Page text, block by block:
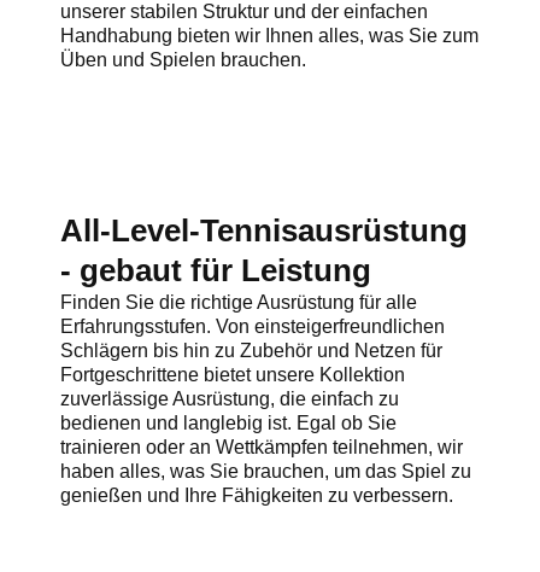
unserer stabilen Struktur und der einfachen
Handhabung bieten wir Ihnen alles, was Sie zum
Üben und Spielen brauchen.
All-Level-Tennisausrüstung
- gebaut für Leistung
Finden Sie die richtige Ausrüstung für alle
Erfahrungsstufen. Von einsteigerfreundlichen
Schlägern bis hin zu Zubehör und Netzen für
Fortgeschrittene bietet unsere Kollektion
zuverlässige Ausrüstung, die einfach zu
bedienen und langlebig ist. Egal ob Sie
trainieren oder an Wettkämpfen teilnehmen, wir
haben alles, was Sie brauchen, um das Spiel zu
genießen und Ihre Fähigkeiten zu verbessern.